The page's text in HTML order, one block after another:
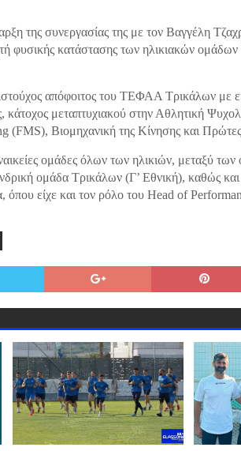
της συνεργασίας της με τον Βαγγέλη
φυσικής κατάστασης των ηλικιακών
απόφοιτος του ΤΕΦΑΑ Τρικάλων με
μεταπτυχιακού στην Αθλητική
(FMS), Βιομηχανική της Κίνησης και
ομάδες όλων των ηλικιών, μεταξύ των
ομάδα Τρικάλων (Γ’ Εθνική), καθώς
είχε και τον ρόλο του Head of